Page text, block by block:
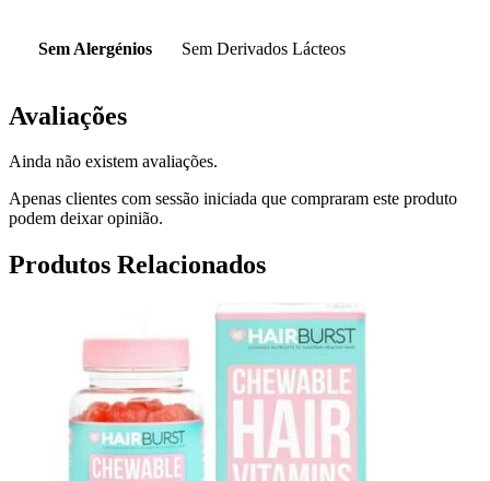
Sem Alergénios Sem Derivados Lácteos
Avaliações
Ainda não existem avaliações.
Apenas clientes com sessão iniciada que compraram este produto
podem deixar opinião.
Produtos Relacionados